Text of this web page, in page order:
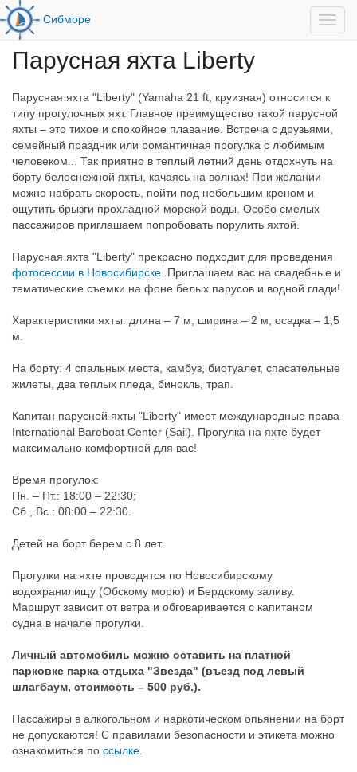
Сибморе
Парусная яхта Liberty
Парусная яхта "Liberty" (Yamaha 21 ft, круизная) относится к
типу прогулочных яхт. Главное преимущество такой парусной
яхты – это тихое и спокойное плавание. Встреча с друзьями,
семейный праздник или романтичная прогулка с любимым
человеком... Так приятно в теплый летний день отдохнуть на
борту белоснежной яхты, качаясь на волнах! При желании
можно набрать скорость, пойти под небольшим креном и
ощутить брызги прохладной морской воды. Особо смелых
пассажиров приглашаем попробовать порулить яхтой.
Парусная яхта "Liberty" прекрасно подходит для проведения
фотосессии в Новосибирске . Приглашаем вас на свадебные и
тематические съемки на фоне белых парусов и водной глади!
Характеристики яхты: длина – 7 м, ширина – 2 м, осадка – 1,5
м.
На борту: 4 спальных места, камбуз, биотуалет, спасательные
жилеты, два теплых пледа, бинокль, трап.
Капитан парусной яхты "Liberty" имеет международные права
International Bareboat Center (Sail). Прогулка на яхте будет
максимально комфортной для вас!
Время прогулок:
Пн. – Пт.: 18:00 – 22:30;
Сб., Вс.: 08:00 – 22:30.
Детей на борт берем с 8 лет.
Прогулки на яхте проводятся по Новосибирскому
водохранилищу (Обскому морю) и Бердскому заливу.
Маршрут зависит от ветра и обговаривается с капитаном
судна в начале прогулки.
Личный автомобиль можно оставить на платной
парковке парка отдыха "Звезда" (въезд под левый
шлагбаум, стоимость – 500 руб.).
Пассажиры в алкогольном и наркотическом опьянении на борт
не допускаются! С правилами безопасности и этикета можно
ознакомиться по ссылке